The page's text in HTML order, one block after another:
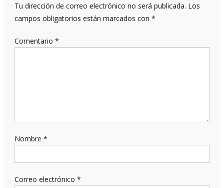
Tu dirección de correo electrónico no será publicada. Los
campos obligatorios están marcados con *
Comentario *
Nombre *
Correo electrónico *